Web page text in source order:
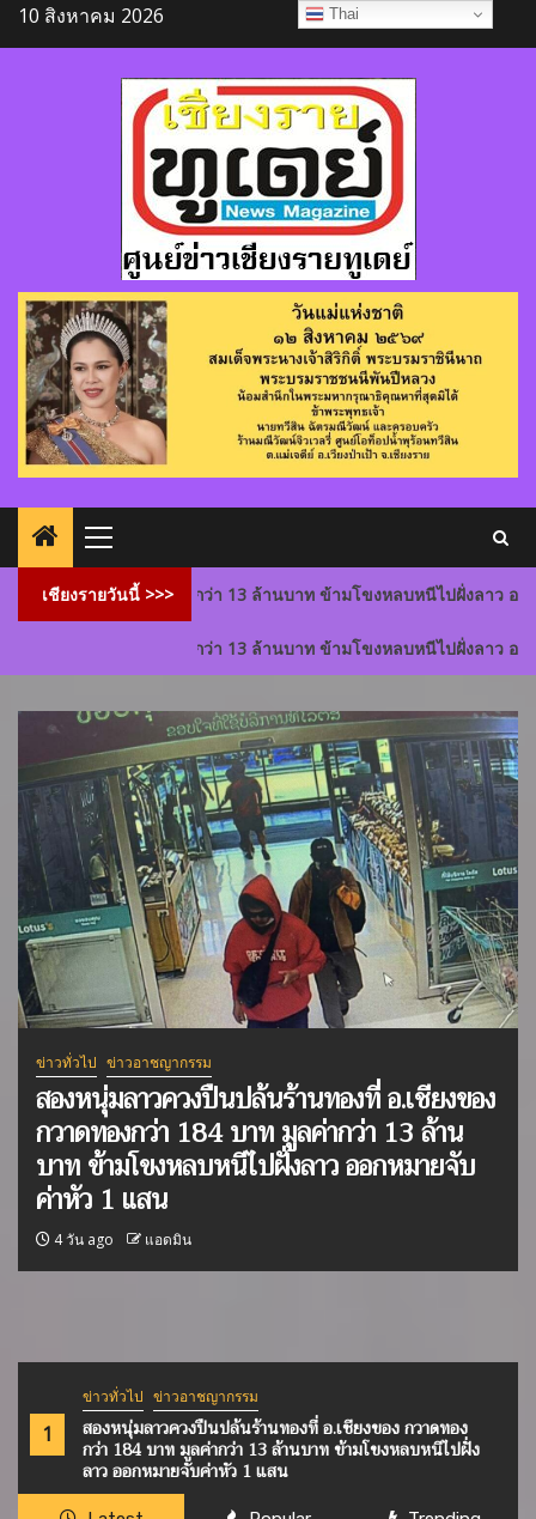
Skip
to
10 สิงหาคม 2026
Primary
Menu
เชียงรายวันนี้ >>>
าท มูลค่ากว่า 13 ล้านบาท ข้ามโขงหลบหนีไปฝั่งลาว ออกหมายจับค่าหัว
าท มูลค่ากว่า 13 ล้านบาท ข้ามโขงหลบหนีไปฝั่งลาว ออกหมายจับค่าหัว
1
ข่าวทั่วไป ข่าวอาชญากรรม
สองหนุ่มลาวควงปืนปล้นร้านทองที่ อ.เชียงของ กวาดทอง
กว่า 184 บาท มูลค่ากว่า 13 ล้านบาท ข้ามโขงหลบหนีไปฝั่ง
ลาว ออกหมายจับค่าหัว 1 แสน
ทองที่ อ.เชียงของ
ากว่า 13 ล้าน
ว ออกหมายจับ
ชื่นชม “น้องชมพอ” นักกีฬ
เชียงรายยอดเยี่ยมหลายร
Diploma in Dance วิชา
เชียงราย
Thai